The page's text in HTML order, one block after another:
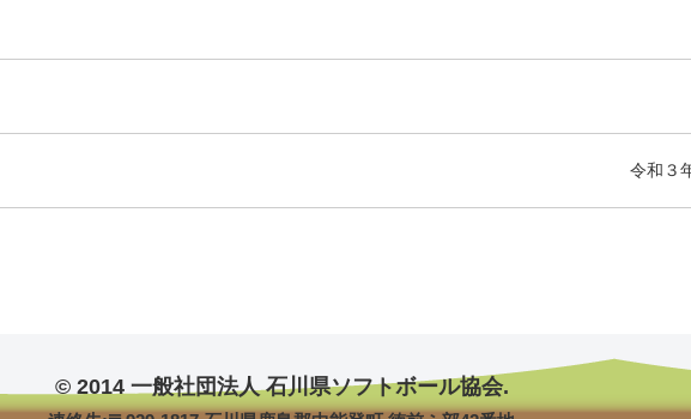
令和３
© 2014 一般社団法人 石川県ソフトボール協会.